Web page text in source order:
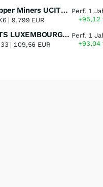
iShares Copper Miners UCITS ETF
|9,799 EUR
Perf. 1
+95,12
MULTI UNITS LUXEMBOURG - Lyxor MSCI Semiconductors ESG Filtered
| 109,56 EUR
Perf. 1
+93,04